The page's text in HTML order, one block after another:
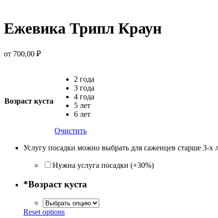
Ежевика Трипл Краун
от 700,00 ₽
Возраст куста
2 года
3 года
4 года
5 лет
6 лет
Очистить
Услугу посадки можно выбрать для саженцев старше 3-х
Нужна услуга посадки (+30%)
*Возраст куста
Reset options